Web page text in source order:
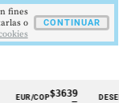
COP$3639
fines
o
CONTINUAR